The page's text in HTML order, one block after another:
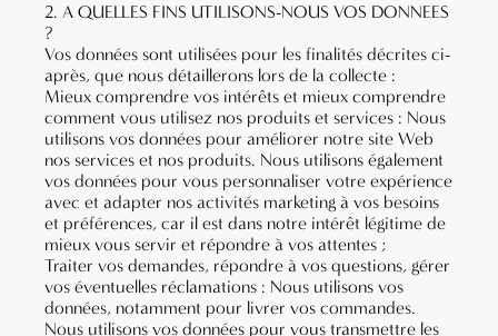
2. A QUELLES FINS UTILISONS-NOUS VOS DONNEES
?
Vos données sont utilisées pour les finalités décrites ci-
après, que nous détaillerons lors de la collecte :
Mieux comprendre vos intérêts et mieux comprendre
comment vous utilisez nos produits et services : Nous
utilisons vos données pour améliorer notre site Web
nos services et nos produits. Nous utilisons également
vos données pour vous personnaliser votre expérience
avec et adapter nos activités marketing à vos besoins
et préférences, car il est dans notre intérêt légitime de
mieux vous servir et répondre à vos attentes ;
Traiter vos demandes, répondre à vos questions, gérer
vos éventuelles réclamations : Nous utilisons vos
données, notamment pour livrer vos commandes.
Nous utilisons vos données pour vous transmettre les